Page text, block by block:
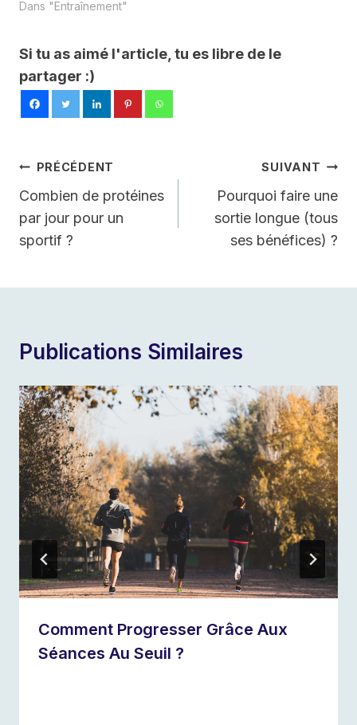
Dans "Entraînement"
Si tu as aimé l'article, tu es libre de le
partager :)
Navigation
De
L’article
PRÉCÉDENT
Combien de protéines
par jour pour un
sportif ?
SUIVANT
Pourquoi faire une
sortie longue (tous
ses bénéfices) ?
Publications Similaires
Comment Progresser Grâce Aux
Séances Au Seuil ?